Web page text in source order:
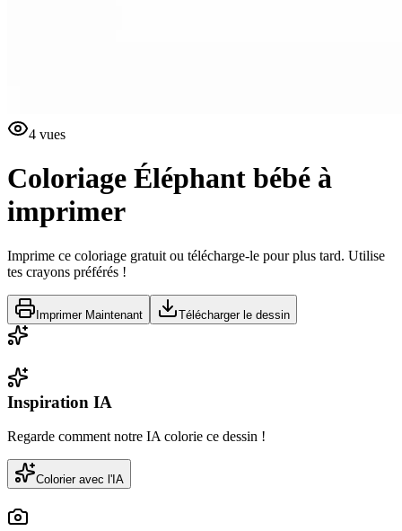
4 vues
Coloriage Éléphant bébé à
imprimer
Imprime ce coloriage gratuit ou télécharge-le pour plus tard. Utilise
tes crayons préférés !
Imprimer Maintenant Télécharger le dessin
Inspiration IA
Regarde comment notre IA colorie ce dessin !
Colorier avec l'IA